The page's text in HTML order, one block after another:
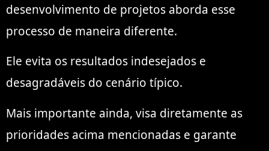
desenvolvimento de projetos aborda esse
processo de maneira diferente.
Ele evita os resultados indesejados e
desagradáveis do cenário típico.
Mais importante ainda, visa diretamente as
prioridades acima mencionadas e garante